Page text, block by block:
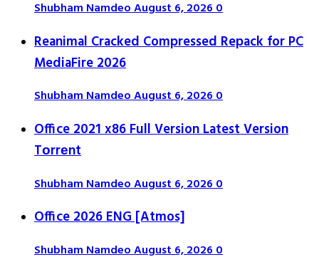
Shubham NamdeoAugust 6, 20260
Reanimal Cracked Compressed Repack for PC
MediaFire 2026
Shubham NamdeoAugust 6, 20260
Office 2021 x86 Full Version Latest Version
Tоrrеnt
Shubham NamdeoAugust 6, 20260
Office 2026 ENG [Atmos]
Shubham NamdeoAugust 6, 20260